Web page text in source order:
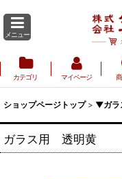
メニュー
カテゴリ マイページ
ショップページトップ > ▼ガラ
ガラス用 透明黄